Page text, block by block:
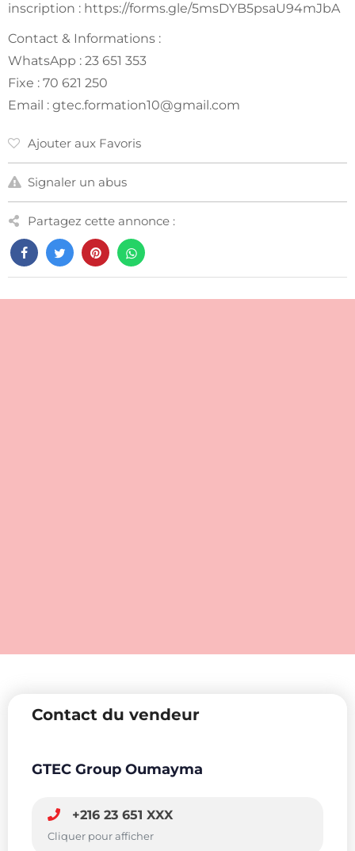
inscription : https://forms.gle/5msDYB5psaU94mJbA
Contact & Informations :
WhatsApp : 23 651 353
Fixe : 70 621 250
Email : gtec.formation10@gmail.com
Ajouter aux Favoris
Signaler un abus
Partagez cette annonce :
Contact du vendeur
GTEC Group Oumayma
+216 23 651 XXX
Cliquer pour afficher